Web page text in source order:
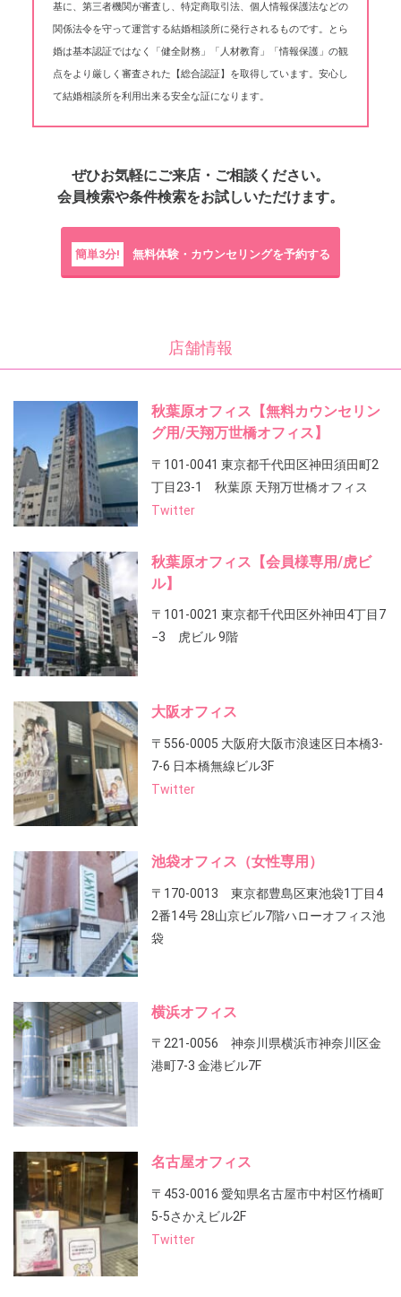
基に、第三者機関が審査し、特定商取引法、個人情報保護法などの
関係法令を守って運営する結婚相談所に発行されるものです。とら
婚は基本認証ではなく「健全財務」「人材教育」「情報保護」の観
点をより厳しく審査された【総合認証】を取得しています。安心し
て結婚相談所を利用出来る安全な証になります。
ぜひお気軽にご来店・ご相談ください。
会員検索や条件検索をお試しいただけます。
簡単3分! 無料体験・カウンセリングを予約する
店舗情報
秋葉原オフィス【無料カウンセリン
グ用/天翔万世橋オフィス】
〒101-0041 東京都千代田区神田須田町2
丁目23-1 秋葉原 天翔万世橋オフィス
Twitter
秋葉原オフィス【会員様専用/虎ビ
ル】
〒101-0021 東京都千代田区外神田4丁目7
−3 虎ビル 9階
大阪オフィス
〒556-0005 大阪府大阪市浪速区日本橋3-
7-6 日本橋無線ビル3F
Twitter
池袋オフィス（女性専用）
〒170-0013 東京都豊島区東池袋1丁目4
2番14号 28山京ビル7階ハローオフィス池
袋
横浜オフィス
〒221-0056 神奈川県横浜市神奈川区金
港町7-3 金港ビル7F
名古屋オフィス
〒453-0016 愛知県名古屋市中村区竹橋町
5-5さかえビル2F
Twitter